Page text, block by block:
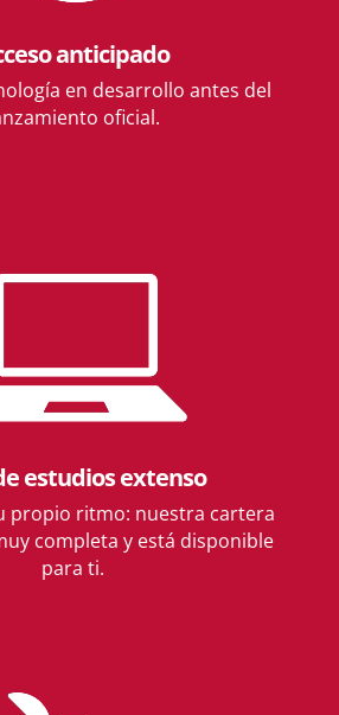
anticipado
en desarrollo antes del
oficial.
estudios extenso
propio ritmo: nuestra cartera
completa y está disponible
para ti.